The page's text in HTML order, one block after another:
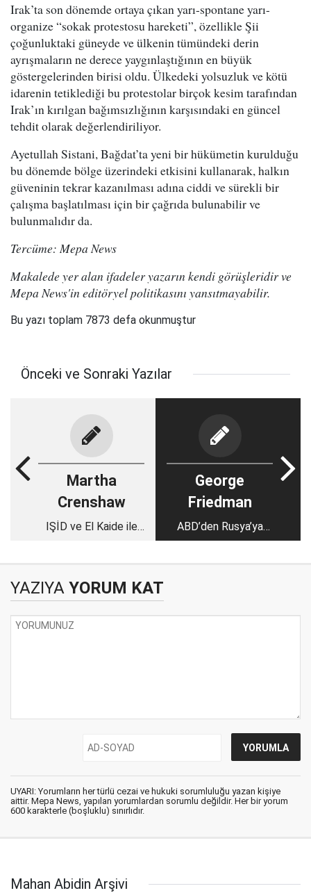
Irak’ta son dönemde ortaya çıkan yarı-spontane yarı-
organize “sokak protestosu hareketi”, özellikle Şii
çoğunluktaki güneyde ve ülkenin tümündeki derin
ayrışmaların ne derece yaygınlaştığının en büyük
göstergelerinden birisi oldu. Ülkedeki yolsuzluk ve kötü
idarenin tetiklediği bu protestolar birçok kesim tarafından
Irak’ın kırılgan bağımsızlığının karşısındaki en güncel
tehdit olarak değerlendiriliyor.
Ayetullah Sistani, Bağdat’ta yeni bir hükümetin kurulduğu
bu dönemde bölge üzerindeki etkisini kullanarak, halkın
güveninin tekrar kazanılması adına ciddi ve sürekli bir
çalışma başlatılması için bir çağrıda bulunabilir ve
bulunmalıdır da.
Tercüme: Mepa News
Makalede yer alan ifadeler yazarın kendi görüşleridir ve
Mepa News'in editöryel politikasını yansıtmayabilir.
Bu yazı toplam 7873 defa okunmuştur
Önceki ve Sonraki Yazılar
Martha
Crenshaw
IŞİD ve El Kaide ile
George
Friedman
ABD’den Rusya’ya
füze tehdidi
YAZIYA YORUM KAT
UYARI: Yorumların her türlü cezai ve hukuki sorumluluğu yazan kişiye
aittir. Mepa News, yapılan yorumlardan sorumlu değildir. Her bir yorum
600 karakterle (boşluklu) sınırlıdır.
Mahan Abidin Arşivi